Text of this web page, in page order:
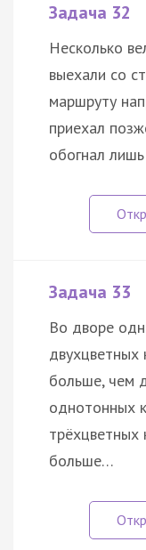
Задача 32
Несколько
выехали со
маршруту
приехал
обогнал
Задача 33
Во дворе
больше, чем
однотонных
трёхцветных
больше…